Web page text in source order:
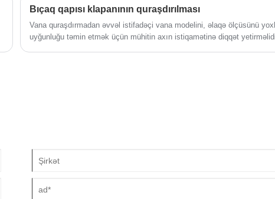
Bıçaq qapısı klapanının quraşdırılması
Vana quraşdırmadan əvvəl istifadəçi vana modelini, əlaqə ölçüsünü
uyğunluğu təmin etmək üçün mühitin axın istiqamətinə diqqət